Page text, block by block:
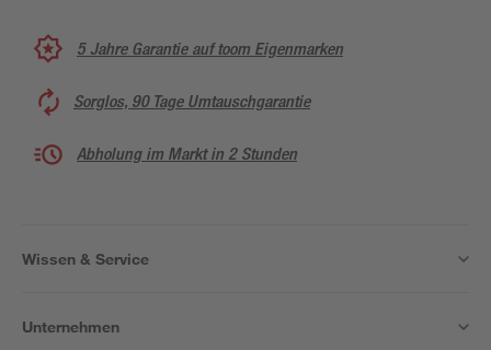
5 Jahre Garantie auf toom Eigenmarken
Sorglos, 90 Tage Umtauschgarantie
Abholung im Markt in 2 Stunden
Wissen & Service
Unternehmen